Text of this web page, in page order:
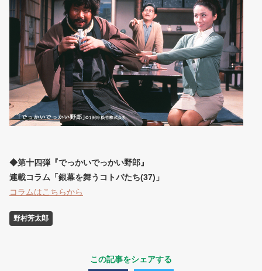
◆第十四弾『でっかいでっかい野郎』
連載コラム「銀幕を舞うコトバたち(37)」
コラムはこちらから
野村芳太郎
この記事をシェアする